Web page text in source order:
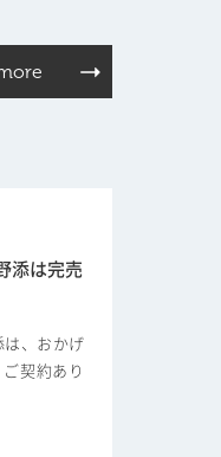
添は完売
は、おかげ
契約あり